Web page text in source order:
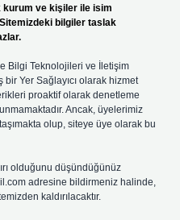
kurum ve kişiler ile isim
bilgiler taslak
Bilgi Teknolojileri ve İletişim
bir Yer Sağlayıcı olarak hizmet
proaktif olarak denetleme
Ancak, üyelerimiz
olup, siteye üye olarak bu
olduğunu düşündüğünüz
adresine bildirmeniz halinde,
kaldırılacaktır.